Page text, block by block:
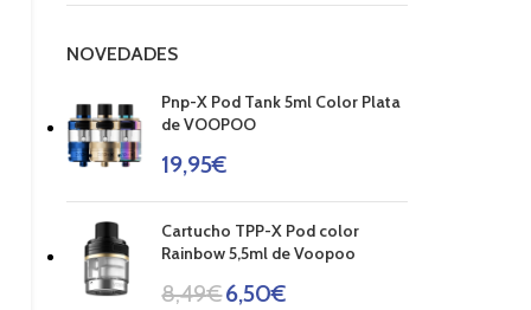
NOVEDADES
Pnp-X Pod Tank 5ml Color Plata
de VOOPOO
19,95€
Cartucho TPP-X Pod color
Rainbow 5,5ml de Voopoo
8,49€6,50€